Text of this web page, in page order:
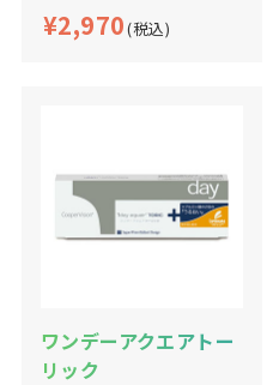
¥2,970(税込)
ワンデーアクエアトー
リック